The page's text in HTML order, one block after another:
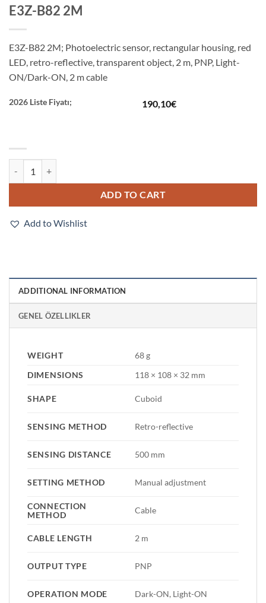
E3Z-B82 2M
E3Z-B82 2M; Photoelectric sensor, rectangular housing, red
LED, retro-reflective, transparent object, 2 m, PNP, Light-
ON/Dark-ON, 2 m cable
2026 Liste Fiyatı; 190,10€
ADD TO CART
Add to Wishlist
ADDITIONAL INFORMATION
GENEL ÖZELLIKLER
WEIGHT
68 g
DIMENSIONS
118 × 108 × 32 mm
SHAPE Cuboid
SENSING METHOD Retro-reflective
SENSING DISTANCE 500 mm
SETTING METHOD Manual adjustment
CONNECTION
METHOD
Cable
CABLE LENGTH 2 m
OUTPUT TYPE PNP
OPERATION MODE Dark-ON, Light-ON